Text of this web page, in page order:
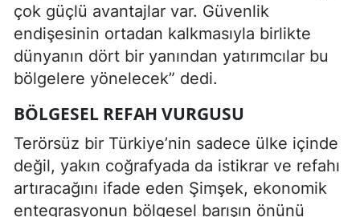
çok güçlü avantajlar var. Güvenlik
endişesinin ortadan kalkmasıyla birlikte
dünyanın dört bir yanından yatırımcılar bu
bölgelere yönelecek” dedi.
BÖLGESEL REFAH VURGUSU
Terörsüz bir Türkiye’nin sadece ülke içinde
değil, yakın coğrafyada da istikrar ve refahı
artıracağını ifade eden Şimşek, ekonomik
entegrasyonun bölgesel barışın önünü